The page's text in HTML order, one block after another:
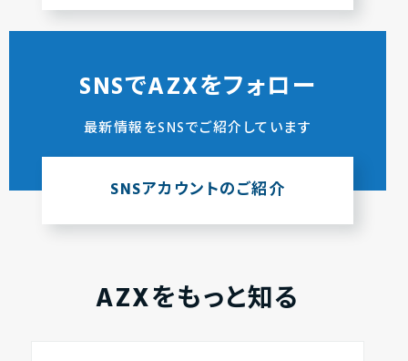
SNSでAZXをフォロー
最新情報をSNSでご紹介しています
SNSアカウントのご紹介
AZXをもっと知る